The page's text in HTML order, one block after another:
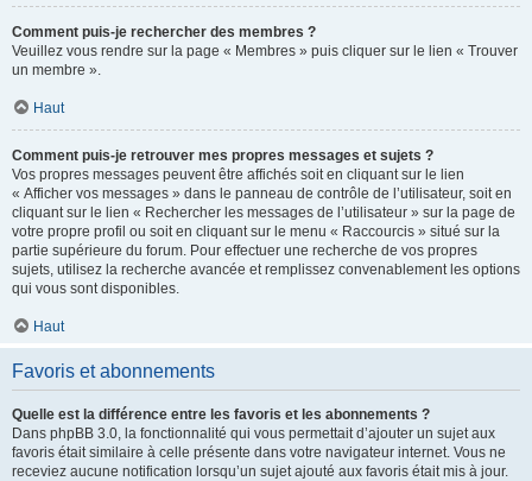
Comment puis-je rechercher des membres ?
Veuillez vous rendre sur la page « Membres » puis cliquer sur le lien « Trouver
un membre ».
Haut
Comment puis-je retrouver mes propres messages et sujets ?
Vos propres messages peuvent être affichés soit en cliquant sur le lien
« Afficher vos messages » dans le panneau de contrôle de l’utilisateur, soit en
cliquant sur le lien « Rechercher les messages de l’utilisateur » sur la page de
votre propre profil ou soit en cliquant sur le menu « Raccourcis » situé sur la
partie supérieure du forum. Pour effectuer une recherche de vos propres
sujets, utilisez la recherche avancée et remplissez convenablement les options
qui vous sont disponibles.
Haut
Favoris et abonnements
Quelle est la différence entre les favoris et les abonnements ?
Dans phpBB 3.0, la fonctionnalité qui vous permettait d’ajouter un sujet aux
favoris était similaire à celle présente dans votre navigateur internet. Vous ne
receviez aucune notification lorsqu’un sujet ajouté aux favoris était mis à jour.